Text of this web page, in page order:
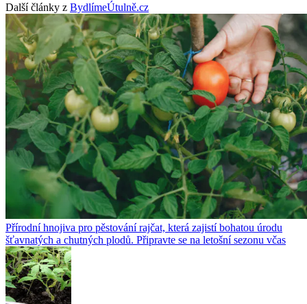
Další články z BydlímeÚtulně.cz
Přírodní hnojiva pro pěstování rajčat, která zajistí bohatou úrodu
šťavnatých a chutných plodů. Připravte se na letošní sezonu včas